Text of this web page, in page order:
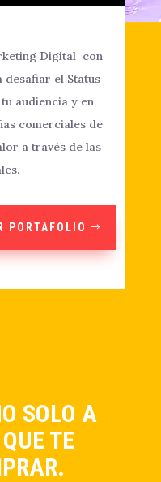
Digital con
desafiar el Status
audiencia y en
comerciales de
a través de las
PORTAFOLIO
SOLO A
TE